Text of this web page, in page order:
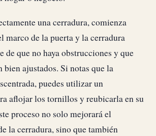
una cerradura, comienza
marco de la puerta y la cerradura
de que no haya obstrucciones y que
ajustados. Si notas que la
puedes utilizar un
aflojar los tornillos y reubicarla en su
proceso no solo mejorará el
la cerradura, sino que también